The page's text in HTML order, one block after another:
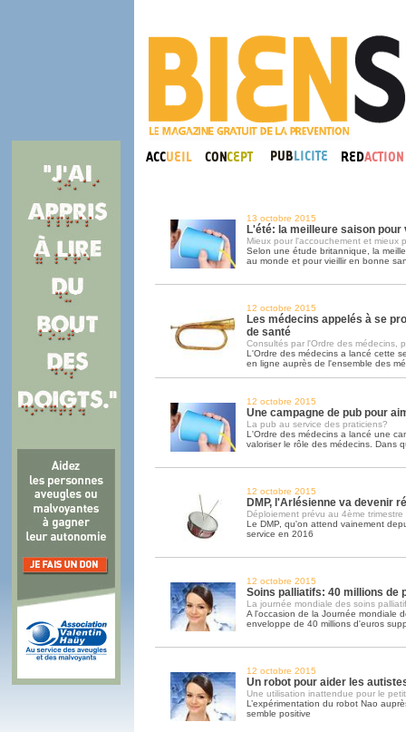
13 octobre 2015
L'été: la meilleure saison pour
Mieux pour l'accouchement et mieux
Selon une étude britannique, la
au monde et pour vieillir en bonne
12 octobre 2015
Les médecins appelés à se
de santé
Consultés par l'Ordre des médecins,
L'Ordre des médecins a lancé cette
en ligne auprès de l'ensemble des
12 octobre 2015
Une campagne de pub pour
La pub au service des praticiens?
L'Ordre des médecins a lancé une
valoriser le rôle des médecins. Dans
12 octobre 2015
DMP, l'Arlésienne va devenir
Déploiement prévu au 4ème trimestre
Le DMP, qu'on attend vainement
service en 2016
12 octobre 2015
Soins palliatifs: 40 millions de
La journée mondiale des soins
A l'occasion de la Journée mondiale
enveloppe de 40 millions d'euros
12 octobre 2015
Un robot pour aider les
Une utilisation inattendue pour le
L’expérimentation du robot Nao
semble positive